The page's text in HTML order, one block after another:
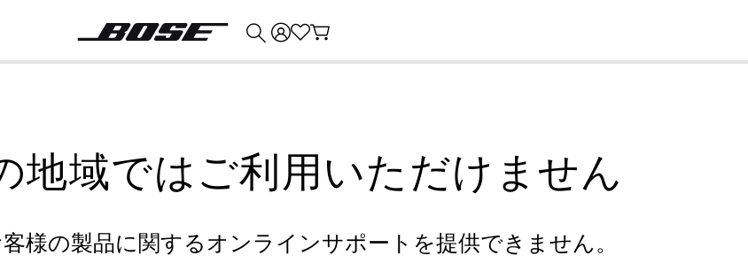
地域ではご利用いただけません
様の製品に関するオンラインサポートを提供できません。